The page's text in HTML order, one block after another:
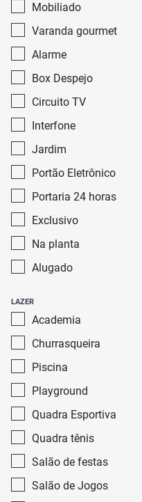
Mobiliado
Varanda gourmet
Alarme
Box Despejo
Circuito TV
Interfone
Jardim
Portão Eletrônico
Portaria 24 horas
Exclusivo
Na planta
Alugado
LAZER
Academia
Churrasqueira
Piscina
Playground
Quadra Esportiva
Quadra tênis
Salão de festas
Salão de Jogos